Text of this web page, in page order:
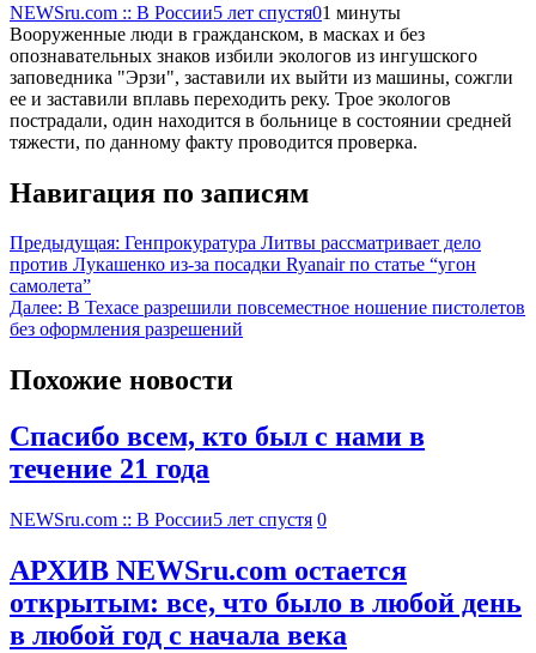
NEWSru.com :: В России5 лет спустя01 минуты
Вооруженные люди в гражданском, в масках и без
опознавательных знаков избили экологов из ингушского
заповедника "Эрзи", заставили их выйти из машины, сожгли
ее и заставили вплавь переходить реку. Трое экологов
пострадали, один находится в больнице в состоянии средней
тяжести, по данному факту проводится проверка.
Навигация по записям
Предыдущая: Генпрокуратура Литвы рассматривает дело
против Лукашенко из-за посадки Ryanair по статье “угон
самолета”
Далее: В Техасе разрешили повсеместное ношение пистолетов
без оформления разрешений
Похожие новости
Спасибо всем, кто был с нами в
течение 21 года
NEWSru.com :: В России5 лет спустя 0
АРХИВ NEWSru.com остается
открытым: все, что было в любой день
в любой год с начала века